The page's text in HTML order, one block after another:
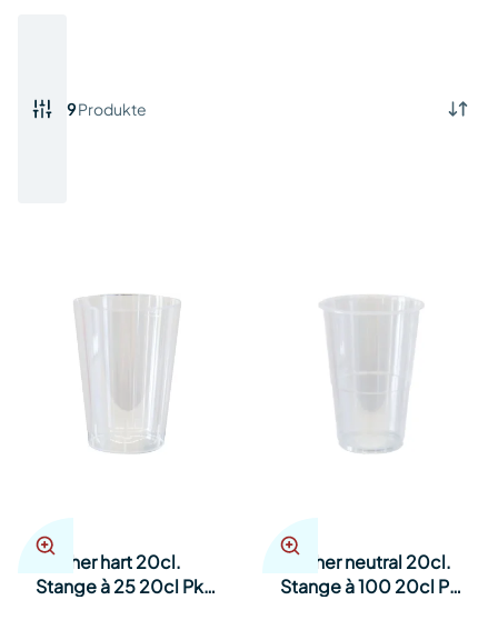
9Produkte
Becher hart 20cl.
Stange à 25 20cl Pk
Becher neutral 20cl.
Stange à 100 20cl Pk